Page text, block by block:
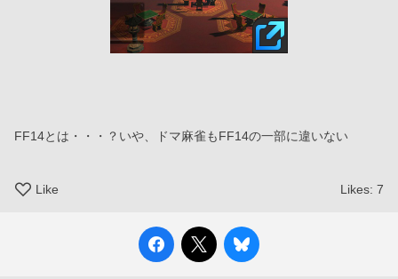
FF14とは・・・？いや、ドマ麻雀もFF14の一部に違いない
Like Likes: 7